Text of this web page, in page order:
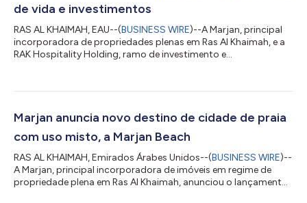
de vida e investimentos
RAS AL KHAIMAH, EAU--(BUSINESS WIRE)--A Marjan, principal
incorporadora de propriedades plenas em Ras Al Khaimah, e a
RAK Hospitality Holding, ramo de investimento e
entidade unificada operando sob a Marjan. Esta fusão
com estratégias visionárias de desenvolvimento imobiliário
para formar uma organização dinâmica e preparad...
Marjan anuncia novo destino de cidade de praia
com uso misto, a Marjan Beach
RAS AL KHAIMAH, Emirados Árabes Unidos--(BUSINESS WIRE)--
A Marjan, principal incorporadora de imóveis em regime de
propriedade plena em Ras Al Khaimah, anunciou o lançamento